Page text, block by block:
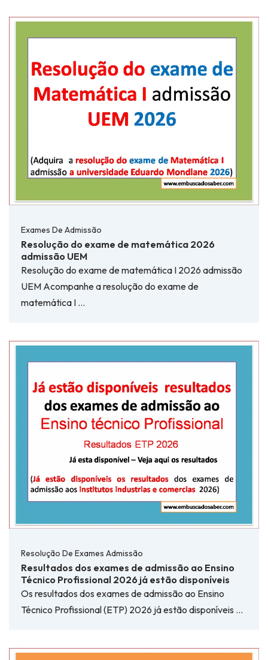
Exames De Admissão
Resolução do exame de matemática 2026
admissão UEM
Resolução do exame de matemática I 2026 admissão
UEM Acompanhe a resolução do exame de
matemática I …
Resolução De Exames Admissão
Resultados dos exames de admissão ao Ensino
Técnico Profissional 2026 já estão disponíveis
Os resultados dos exames de admissão ao Ensino
Técnico Profissional (ETP) 2026 já estão disponíveis …